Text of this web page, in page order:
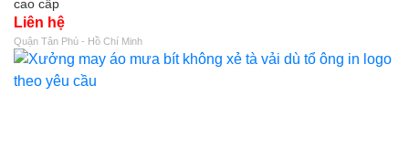
cao cấp
Liên hệ
Quận Tân Phú - Hồ Chí Minh